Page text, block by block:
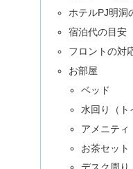
ホテルPJ明洞
宿泊代の目安
フロントの対
お部屋
ベッド
水回り（ト
アメニティ
お茶セット